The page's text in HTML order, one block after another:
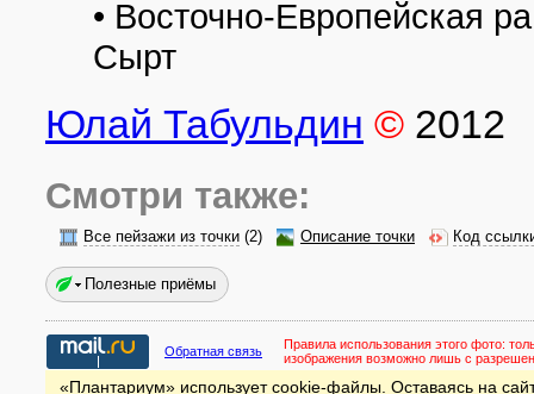
• Восточно-Европейская
Сырт
Юлай Табульдин © 2012
Смотри также:
Все пейзажи из точки (2) Описание точки Код
Полезные приёмы
Обратная связь Правила использования этого фото:
изображения возможно лишь с
«Плантариум» использует cookie-файлы. Оставаясь на